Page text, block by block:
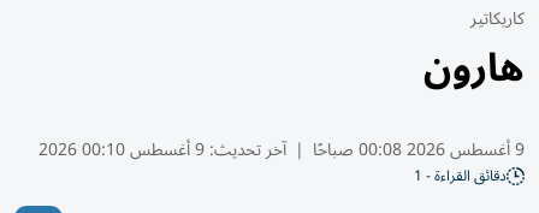
كاريكاتير
هارون
9 أغسطس 2026 00:08 صباحًا | آخر تحديث:9 أغسطس 00:10 2026
دقائق القراءة - 1